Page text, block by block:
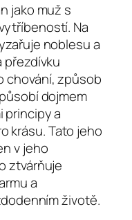
jako muž s
Na
noblesu a
přezdívku
chování, způsob
dojmem
principy a
krásu. Tato jeho
v jeho
ztvárňuje
a
životě.